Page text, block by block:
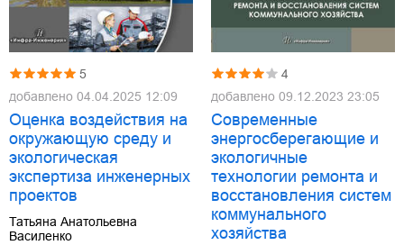
5
добавлено 04.04.2025 12:09
Оценка воздействия на
окружающую среду и
экологическая
экспертиза инженерных
проектов
Татьяна Анатольевна
Василенко
4
добавлено 09.12.2023 23:05
Современные
энергосберегающие и
экологичные
технологии ремонта и
восстановления систем
коммунального
хозяйства